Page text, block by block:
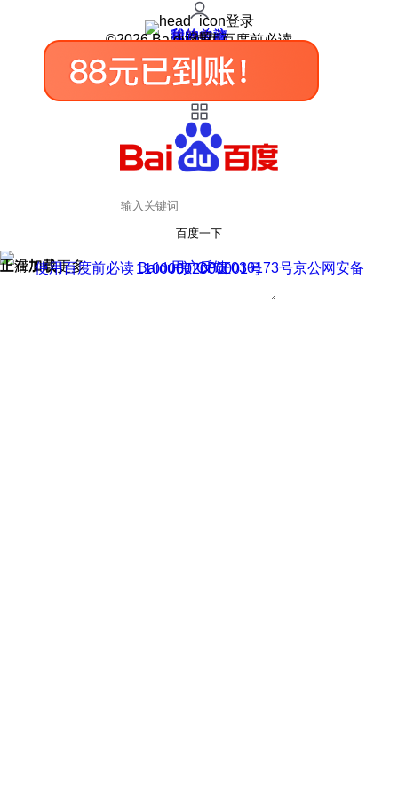
登录
我的关注
我的收藏
皮肤中心
用户反馈
设置
©2026 Baidu 使用百度前必读
百度一下
正在加载
上滑加载更多 用户反馈
使用百度前必读 Baidu 京ICP证030173号
京公网安备11000002000001号